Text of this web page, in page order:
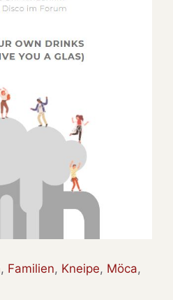
, Familien, Kneipe, Möca,